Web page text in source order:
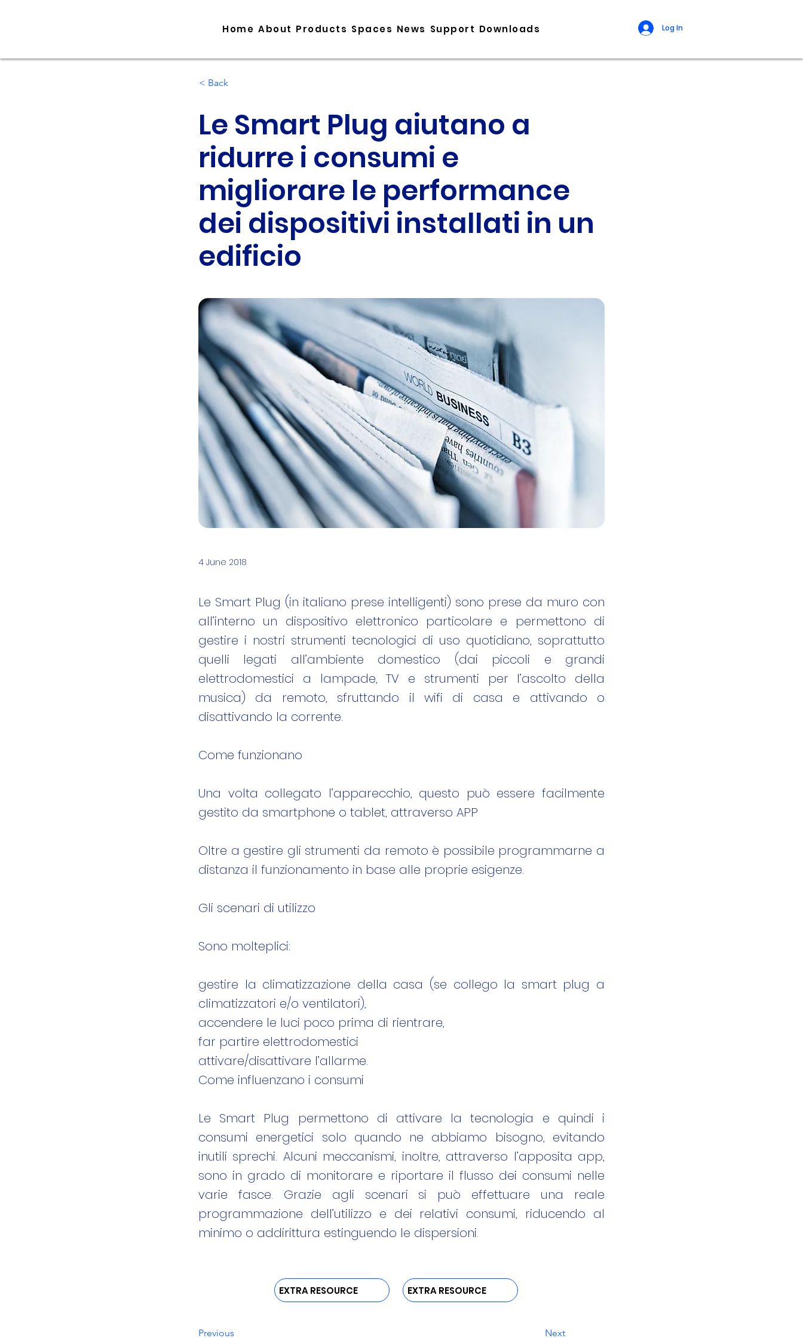
Home About Products Spaces News Support Downloads Log In
< Back
Le Smart Plug aiutano a
ridurre i consumi e
migliorare le performance
dei dispositivi installati in un
edificio
4 June 2018
Le Smart Plug (in italiano prese intelligenti) sono prese da muro con
all’interno un dispositivo elettronico particolare e permettono di
gestire i nostri strumenti tecnologici di uso quotidiano, soprattutto
quelli legati all’ambiente domestico (dai piccoli e grandi
elettrodomestici a lampade, TV e strumenti per l’ascolto della
musica) da remoto, sfruttando il wifi di casa e attivando o
disattivando la corrente.
Come funzionano
Una volta collegato l’apparecchio, questo può essere facilmente
gestito da smartphone o tablet, attraverso APP
Oltre a gestire gli strumenti da remoto è possibile programmarne a
distanza il funzionamento in base alle proprie esigenze.
Gli scenari di utilizzo
Sono molteplici:
gestire la climatizzazione della casa (se collego la smart plug a
climatizzatori e/o ventilatori),
accendere le luci poco prima di rientrare,
far partire elettrodomestici
attivare/disattivare l’allarme.
​Come influenzano i consumi
Le Smart Plug permettono di attivare la tecnologia e quindi i
consumi energetici solo quando ne abbiamo bisogno, evitando
inutili sprechi. Alcuni meccanismi, inoltre, attraverso l’apposita app,
sono in grado di monitorare e riportare il flusso dei consumi nelle
varie fasce. Grazie agli scenari si può effettuare una reale
programmazione dell’utilizzo e dei relativi consumi, riducendo al
minimo o addirittura estinguendo le dispersioni.
EXTRA RESOURCE EXTRA RESOURCE
Previous Next